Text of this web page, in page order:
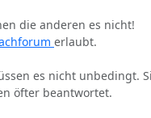
die anderen es nicht!
erlaubt.
es nicht unbedingt.
öfter beantwortet.